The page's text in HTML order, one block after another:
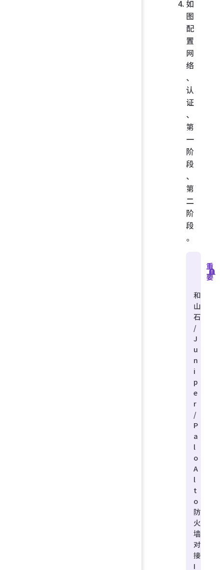
如
图
配
置
网
络
、
认
证
、
第
一
阶
段
、
第
二
阶
段
。
重
要
和
山
石
/
J
u
n
i
p
e
r
/
P
a
l
o
A
l
t
o
防
火
墙
对
接
I